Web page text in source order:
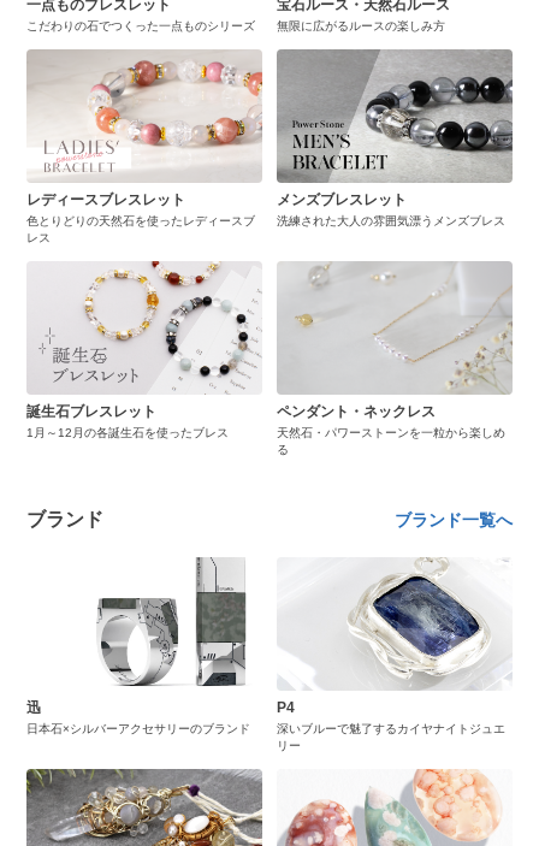
一点ものブレスレット
こだわりの石でつくった一点ものシリーズ
宝石ルース・天然石ルース
無限に広がるルースの楽しみ方
レディースブレスレット
色とりどりの天然石を使ったレディースブ
レス
メンズブレスレット
洗練された大人の雰囲気漂うメンズブレス
誕生石ブレスレット
1月～12月の各誕生石を使ったブレス
ペンダント・ネックレス
天然石・パワーストーンを一粒から楽しめ
る
ブランド ブランド一覧へ
迅
日本石×シルバーアクセサリーのブランド
P4
深いブルーで魅了するカイヤナイトジュエ
リー